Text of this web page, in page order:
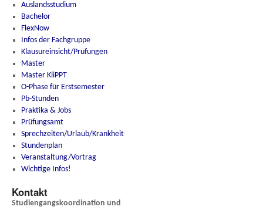
Auslandsstudium
Bachelor
FlexNow
Infos der Fachgruppe
Klausureinsicht/Prüfungen
Master
Master KliPPT
O-Phase für Erstsemester
Pb-Stunden
Praktika & Jobs
Prüfungsamt
Sprechzeiten/Urlaub/Krankheit
Stundenplan
Veranstaltung/Vortrag
Wichtige Infos!
Kontakt
Studiengangskoordination und